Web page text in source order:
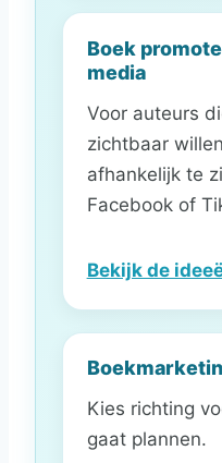
Boek
media
Voor auteurs
zichtbaar
afhankelijk te
Facebook of
Bekijk de
Kies richting
gaat plannen.